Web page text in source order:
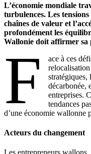
L’économie mondiale
turbulences. Les
chaînes de valeur et
profondément les
Wallonie doit affirmer sa
F
ace à ces
stratégiques,
décarbonée,
entreprises.
tendances
d’une économie wallonne
Acteurs du changement